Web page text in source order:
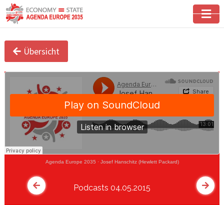
Übersicht
Agenda Europe 2035 · Josef Hanschitz (Hewlett Packard)
Podcasts 04.05.2015